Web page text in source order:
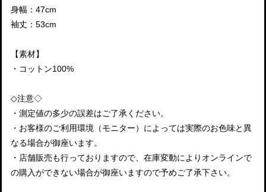
身幅：47cm
袖丈：53cm
【素材】
・コットン100%
◇注意◇
・測定値の多少の誤差はご了承ください。
・お客様のご利用環境（モニター）によっては実際のお色味と異
なる場合が御座います。
・店舗販売も行っておりますので、在庫変動によりオンラインで
の購入ができない場合が御座いますので予めご了承下さい。